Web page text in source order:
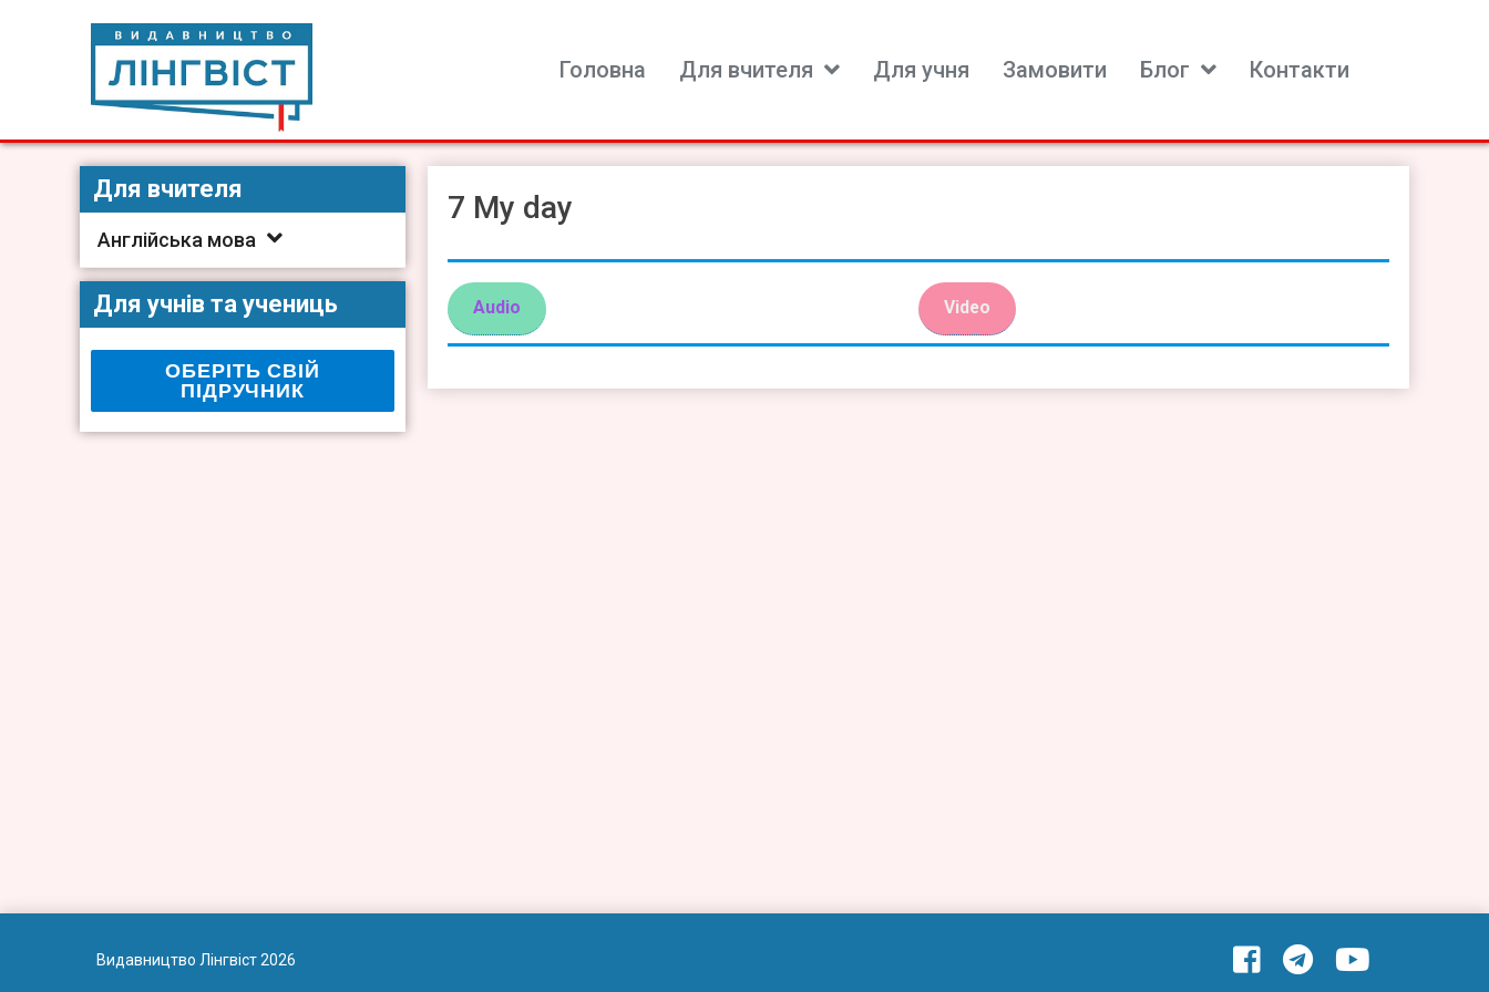
Видавництво Лінгвіст
Видавництво Лінгвіст – адаптація та створення видань для вивчення іноземних мов
Головна Для вчителя Для учня Замовити Блог Контакти
7 My day
Audio Video
Для вчителя
Англійська мова
Для учнів та учениць
ОБЕРІТЬ СВІЙ
ПІДРУЧНИК
Видавництво Лінгвіст 2026